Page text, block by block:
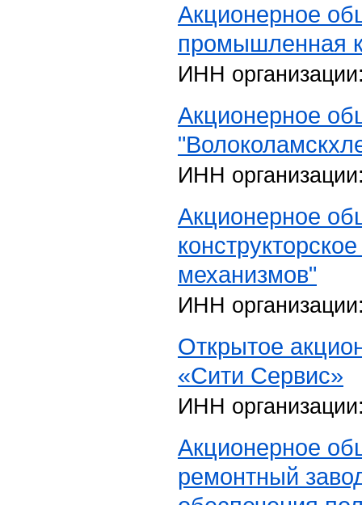
Акционерное
промышленная
ИНН
Акционерное
ИНН
Акционерное
механизмов"
ИНН
Открытое
«Сити Сервис»
ИНН
Акционерное
ремонтный